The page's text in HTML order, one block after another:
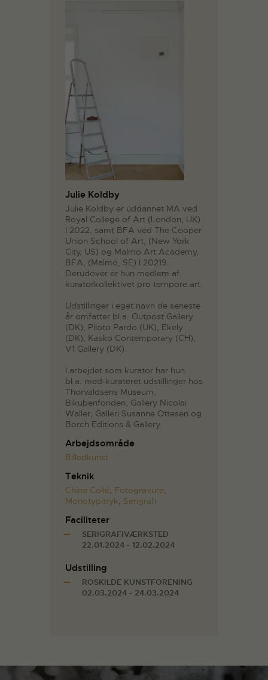
Julie Koldby
Julie Koldby er uddannet MA ved
Royal College of Art (London, UK)
I 2022, samt BFA ved The Cooper
Union School of Art, (New York
City, US) og Malmö Art Academy,
BFA, (Malmö, SE) I 20219.
Derudover er hun medlem af
kuratorkollektivet pro tempore.art.
Udstillinger i eget navn de seneste
år omfatter bl.a. Outpost Gallery
(DK), Piloto Pardo (UK), Ekely
(DK), Kasko Contemporary (CH),
V1 Gallery (DK).
I arbejdet som kurator har hun
bl.a. med-kurateret udstillinger hos
Thorvaldsens Museum,
Bikubenfonden, Gallery Nicolai
Waller, Galleri Susanne Ottesen og
Borch Editions & Gallery.
Arbejdsområde
Billedkunst
Teknik
Chine Collé, Fotogravure,
Monotypitryk, Serigrafi
Faciliteter
SERIGRAFIVÆRKSTED
22.01.2024 - 12.02.2024
Udstilling
ROSKILDE KUNSTFORENING
02.03.2024 - 24.03.2024